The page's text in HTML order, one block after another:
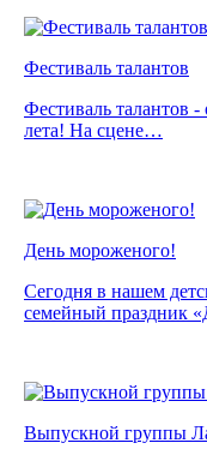
Фестиваль талантов
Фестиваль талантов
лета! На сцене…
День мороженого!
Сегодня в нашем
семейный праздник
Выпускной группы